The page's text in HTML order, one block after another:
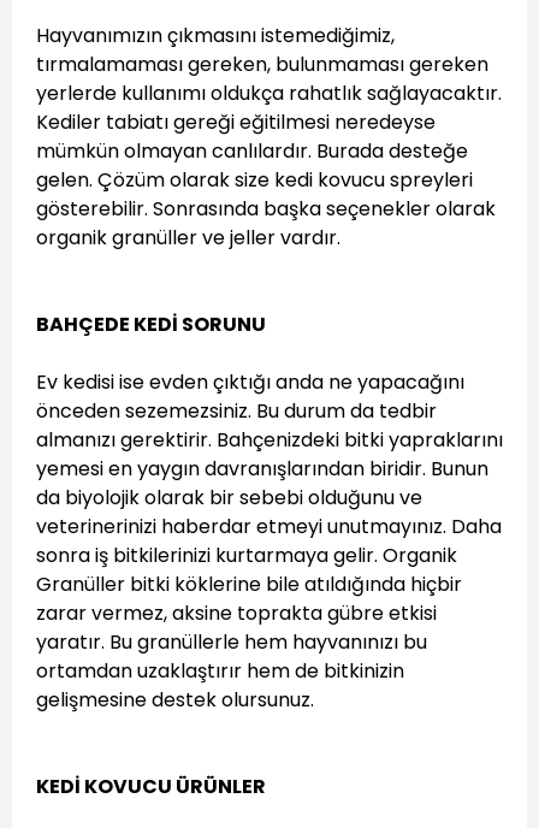
Hayvanımızın çıkmasını istemediğimiz,
tırmalamaması gereken, bulunmaması gereken
yerlerde kullanımı oldukça rahatlık sağlayacaktır.
Kediler tabiatı gereği eğitilmesi neredeyse
mümkün olmayan canlılardır. Burada desteğe
gelen. Çözüm olarak size kedi kovucu spreyleri
gösterebilir. Sonrasında başka seçenekler olarak
organik granüller ve jeller vardır.
BAHÇEDE KEDİ SORUNU
Ev kedisi ise evden çıktığı anda ne yapacağını
önceden sezemezsiniz. Bu durum da tedbir
almanızı gerektirir. Bahçenizdeki bitki yapraklarını
yemesi en yaygın davranışlarından biridir. Bunun
da biyolojik olarak bir sebebi olduğunu ve
veterinerinizi haberdar etmeyi unutmayınız. Daha
sonra iş bitkilerinizi kurtarmaya gelir. Organik
Granüller bitki köklerine bile atıldığında hiçbir
zarar vermez, aksine toprakta gübre etkisi
yaratır. Bu granüllerle hem hayvanınızı bu
ortamdan uzaklaştırır hem de bitkinizin
gelişmesine destek olursunuz.
KEDİ KOVUCU ÜRÜNLER